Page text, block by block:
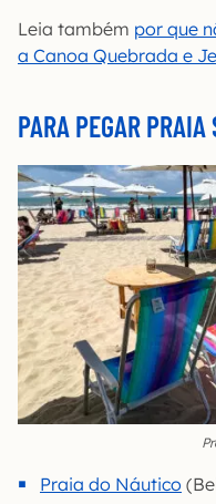
Leia também por que
a Canoa Quebrada e
PARA PEGAR
Praia do Náutico